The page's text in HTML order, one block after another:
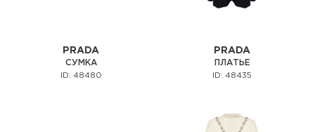
PRADA
СУМКА
ID: 48480
PRADA
ПЛАТЬЕ
ID: 48435